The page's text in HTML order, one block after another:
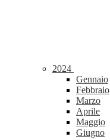
2024
Gennaio
Febbraio
Marzo
Aprile
Maggio
Giugno